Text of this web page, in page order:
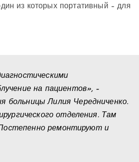
из которых портативный – для
на пациентов», –
больницы Лилия Чередниченко.
отделения. Там
ремонтируют и